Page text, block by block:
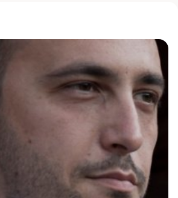
Unser Netzwerk
Unsere Gemeinschaft